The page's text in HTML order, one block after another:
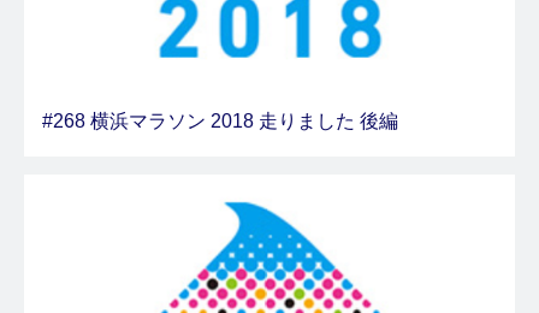
#268 横浜マラソン 2018 走りました 後編